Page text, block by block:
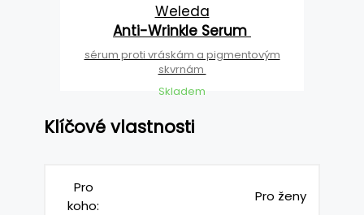
Weleda
Anti-Wrinkle Serum
sérum proti vráskám a pigmentovým
skvrnám
Skladem
Klíčové vlastnosti
Pro
koho:
Pro ženy